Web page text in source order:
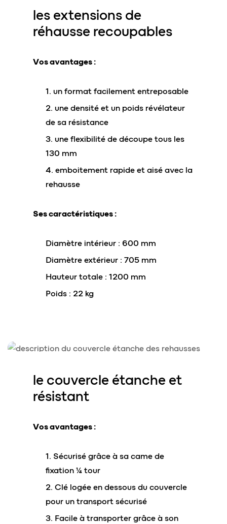
les extensions de
réhausse recoupables
Vos avantages :
un format facilement entreposable
une densité et un poids révélateur
de sa résistance
une flexibilité de découpe tous les
130 mm
emboitement rapide et aisé avec la
rehausse
Ses caractéristiques :
Diamètre intérieur : 600 mm
Diamètre extérieur : 705 mm
Hauteur totale : 1200 mm
Poids : 22 kg
le couvercle étanche et
résistant
Vos avantages :
Sécurisé grâce à sa came de
fixation ¼ tour
Clé logée en dessous du couvercle
pour un transport sécurisé
Facile à transporter grâce à son